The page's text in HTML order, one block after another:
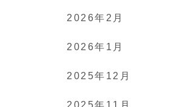
2026年2月
2026年1月
2025年12月